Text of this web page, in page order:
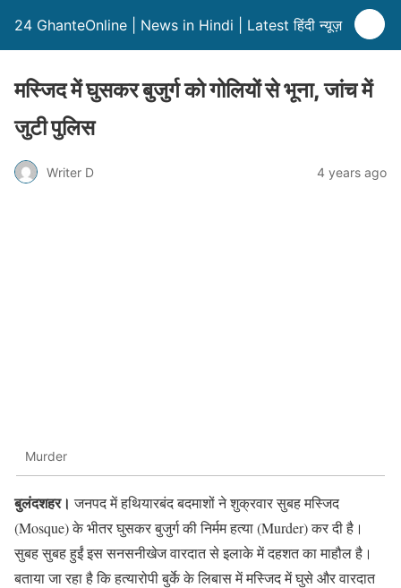
24 GhanteOnline | News in Hindi | Latest हिंदी न्यूज़
मस्जिद में घुसकर बुजुर्ग को गोलियों से भूना, जांच में
जुटी पुलिस
Writer D 4 years ago
Murder
बुलंदशहर। जनपद में हथियारबंद बदमाशों ने शुक्रवार सुबह मस्जिद
(Mosque) के भीतर घुसकर बुजुर्ग की निर्मम हत्या (Murder) कर दी है।
सुबह सुबह हुईं इस सनसनीखेज वारदात से इलाके में दहशत का माहौल है।
बताया जा रहा है कि हत्यारोपी बुर्के के लिबास में मस्जिद में घुसे और वारदात